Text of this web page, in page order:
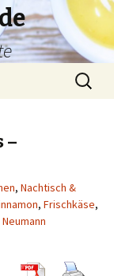
Suche
nach:
–
, Nachtisch &
, Frischkäse,